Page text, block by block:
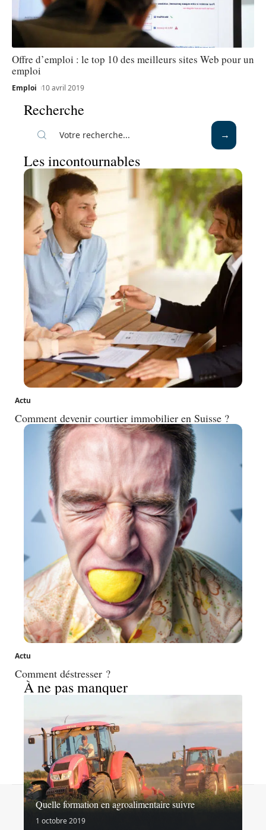
Offre d’emploi : le top 10 des meilleurs sites Web pour un
emploi
Emploi 10 avril 2019
Recherche
Les incontournables
Actu
Comment devenir courtier immobilier en Suisse ?
Actu
Comment déstresser ?
À ne pas manquer
Quelle formation en agroalimentaire suivre
1 octobre 2019
Contact Mentions légales Sitemap